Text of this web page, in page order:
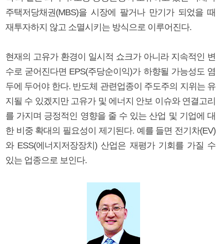
주택저당채권(MBS)을 시장에 팔거나 만기가 되었을 때
재투자하지 않고 소멸시키는 방식으로 이루어진다.
현재의 고유가 환경이 일시적 쇼크가 아니라 지속적인 변
수로 굳어진다면 EPS(주당순이익)가 하향될 가능성도 염
두에 두어야 한다. 반도체 관련업종이 주도주의 지위는 유
지될 수 있겠지만 고유가 및 에너지 안보 이슈와 연결고리
를 가지며 긍정적인 영향을 줄 수 있는 산업 및 기업에 대
한 비중 확대의 필요성이 제기된다. 예를 들면 전기차(EV)
와 ESS(에너지저장장치) 산업은 재평가 기회를 가질 수
있는 업종으로 보인다.